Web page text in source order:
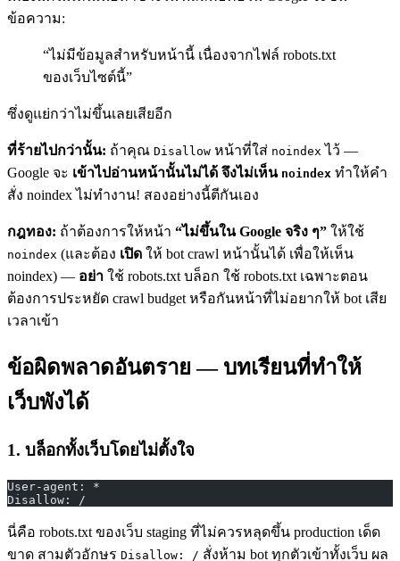
ข้อความ:
“ไม่มีข้อมูลสำหรับหน้านี้ เนื่องจากไฟล์ robots.txt
ของเว็บไซต์นี้”
ซึ่งดูแย่กว่าไม่ขึ้นเลยเสียอีก
ที่ร้ายไปกว่านั้น: ถ้าคุณ Disallow หน้าที่ใส่ noindex ไว้ —
Google จะ เข้าไปอ่านหน้านั้นไม่ได้ จึงไม่เห็น noindex ทำให้คำ
สั่ง noindex ไม่ทำงาน! สองอย่างนี้ตีกันเอง
กฎทอง: ถ้าต้องการให้หน้า “ไม่ขึ้นใน Google จริง ๆ” ให้ใช้
noindex (และต้อง เปิด ให้ bot crawl หน้านั้นได้ เพื่อให้เห็น
noindex) — อย่า ใช้ robots.txt บล็อก ใช้ robots.txt เฉพาะตอน
ต้องการประหยัด crawl budget หรือกันหน้าที่ไม่อยากให้ bot เสีย
เวลาเข้า
ข้อผิดพลาดอันตราย — บทเรียนที่ทำให้
เว็บพังได้
1. บล็อกทั้งเว็บโดยไม่ตั้งใจ
User-agent: *
Disallow: /
นี่คือ robots.txt ของเว็บ staging ที่ไม่ควรหลุดขึ้น production เด็ด
ขาด สามตัวอักษร Disallow: / สั่งห้าม bot ทุกตัวเข้าทั้งเว็บ ผล